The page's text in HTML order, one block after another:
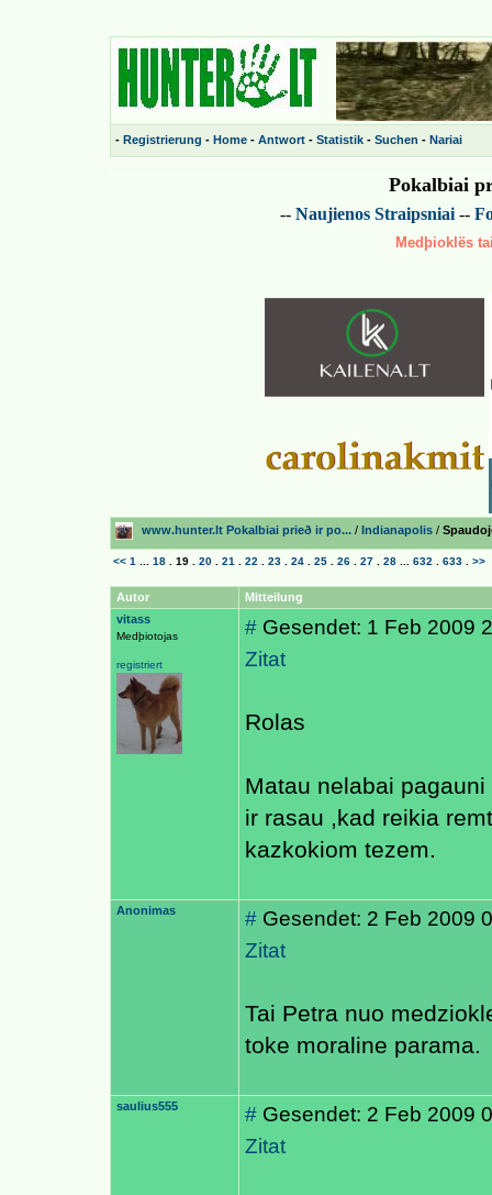
- Registrierung - Home - Antwort - Statistik - Suchen - Nariai
Pokalbiai
-- Naujienos Straipsniai--
Medþioklës
www.hunter.lt Pokalbiai prieð ir po... / Indianapolis /
<< 1 18 19 20 21 22 23 24 25 26 27 28 632 633 >>
Autor
Mitteilung
vitass
Medþiotojas
registriert
# Gesendet: 1 Feb 2009
Zitat
Rolas
Matau nelabai
ir rasau ,kad reikia
kazkokiom tezem.
Anonimas # Gesendet: 2 Feb 2009
Zitat
Tai Petra nuo
toke moraline parama.
saulius555 # Gesendet: 2 Feb 2009
Zitat